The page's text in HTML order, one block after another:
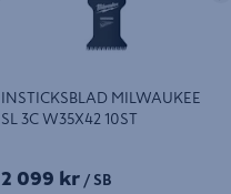
INSTICKSBLAD MILWAUKEE
SL 3C W35X42 10ST
2 099 kr / SB